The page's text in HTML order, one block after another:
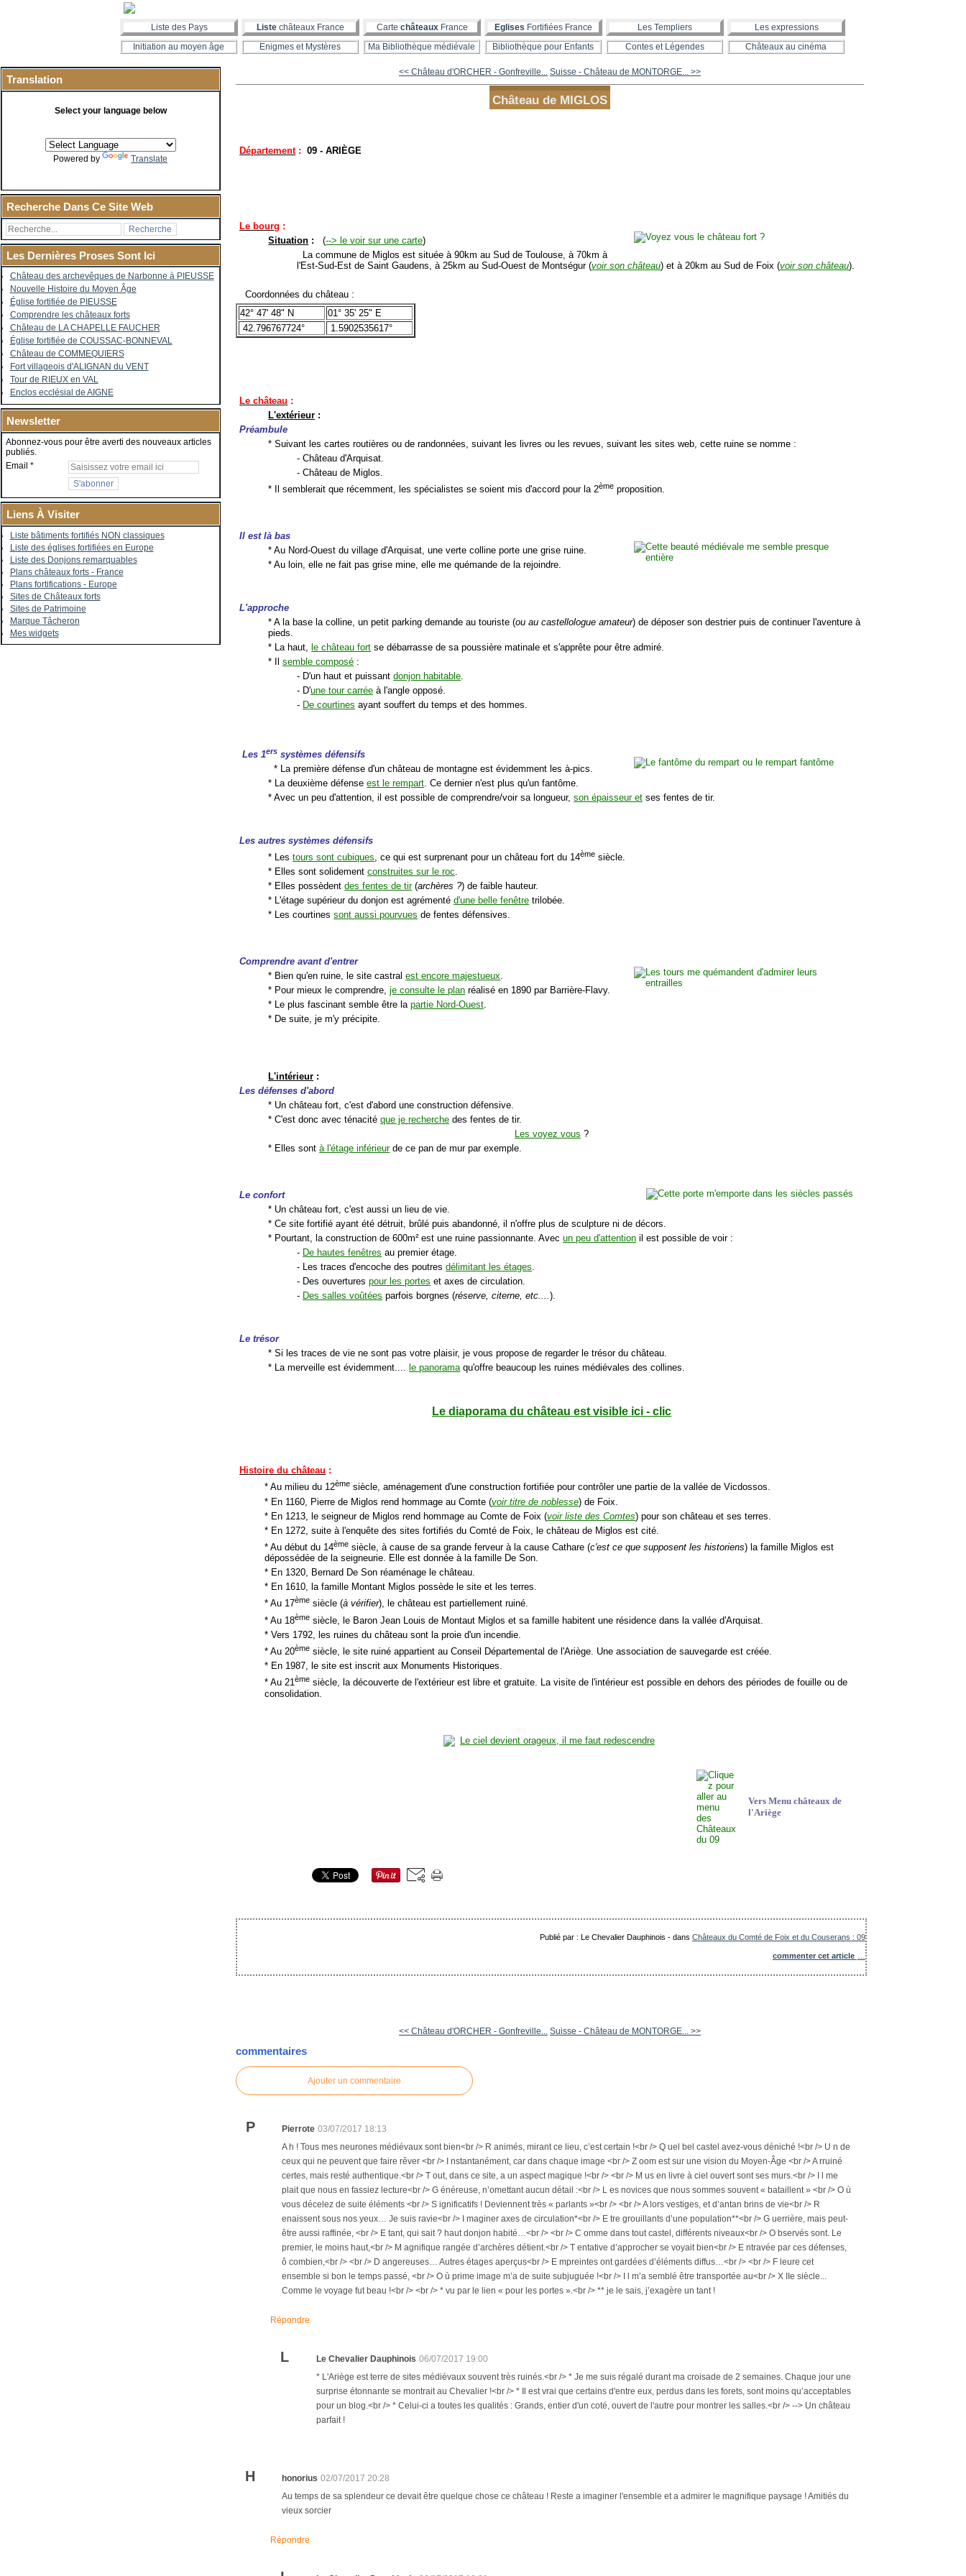
Liste des Pays Liste châteaux France Carte châteauxFrance Eglises Fortifiées France Les Templiers
Les expressions
Initiation au moyen âge
Enigmes et Mystères Ma Bibliothèque médiévale Bibliothèque pour Enfants Contes et Légendes Châteaux au cinéma
Translation
Select your language below
Powered by Translate
Recherche Dans Ce Site Web
Les Dernières Proses Sont Ici
Château des archevêques de Narbonne à PIEUSSE
Nouvelle Histoire du Moyen Âge
Église fortifiée de PIEUSSE
Comprendre les châteaux forts
Château de LA CHAPELLE FAUCHER
Église fortifiée de COUSSAC-BONNEVAL
Château de COMMEQUIERS
Fort villageois d'ALIGNAN du VENT
Tour de RIEUX en VAL
Enclos ecclésial de AIGNE
Newsletter
Abonnez-vous pour être averti des nouveaux articles
publiés.
Email
Liens À Visiter
Liste bâtiments fortifiés NON classiques
Liste des églises fortifiées en Europe
Liste des Donjons remarquables
Plans châteaux forts - France
Plans fortifications - Europe
Sites de Châteaux forts
Sites de Patrimoine
Marque Tâcheron
Mes widgets
<< Château d'ORCHER - Gonfreville... Suisse - Château de MONTORGE... >>
Château de MIGLOS
Département : 09 - ARIÈGE
Le bourg :
Situation : (--> le voir sur une carte)
La commune de Miglos est située à 90km au Sud de Toulouse, à 70km à
l'Est-Sud-Est de Saint Gaudens, à 25km au Sud-Ouest de Montségur (voir son château) et à 20km au Sud de Foix (voir son château).
Coordonnées du château :
42° 47' 48" N
01° 35' 25" E
42.796767724°
1.5902535617°
Le château :
L'extérieur :
Préambule
* Suivant les cartes routières ou de randonnées, suivant les livres ou les revues, suivant les sites web, cette ruine se nomme :
- Château d'Arquisat.
- Château de Miglos.
* Il semblerait que récemment, les spécialistes se soient mis d'accord pour la 2ème proposition.
Il est là bas
* Au Nord-Ouest du village d'Arquisat, une verte colline porte une grise ruine.
* Au loin, elle ne fait pas grise mine, elle me quémande de la rejoindre.
L'approche
* A la base la colline, un petit parking demande au touriste (ou au castellologue amateur) de déposer son destrier puis de continuer l'aventure à
pieds.
* La haut, le château fort se débarrasse de sa poussière matinale et s'apprête pour être admiré.
* Ilsemble composé :
- D'un haut et puissantdonjon habitable.
- D'une tour carrée à l'angle opposé.
- De courtines ayant souffert du temps et des hommes.
Les 1ers systèmes défensifs
* La première défense d'un château de montagne est évidemment les à-pics.
* La deuxième défenseest le rempart . Ce dernier n'est plus qu'un fantôme.
* Avec un peu d'attention, il est possible de comprendre/voir sa longueur,son épaisseur et ses fentes de tir.
Les autres systèmes défensifs
* Lestours sont cubiques, ce qui est surprenant pour un château fort du 14ème siècle.
* Elles sont solidementconstruites sur le roc.
* Elles possèdentdes fentes de tir(archères ?) de faible hauteur.
* L'étage supérieur du donjon est agrémentéd'une belle fenêtre trilobée.
* Les courtinessont aussi pourvues de fentes défensives.
Comprendre avant d'entrer
* Bien qu'en ruine, le site castralest encore majestueux.
* Pour mieux le comprendre,je consulte le plan réalisé en 1890 par Barrière-Flavy.
* Le plus fascinant semble être lapartie Nord-Ouest.
* De suite, je m'y précipite.
L'intérieur :
Les défenses d'abord
* Un château fort, c'est d'abord une construction défensive.
* C'est donc avec ténacitéque je recherche des fentes de tir.
Les voyez vous ?
* Elles sontà l'étage inférieurde ce pan de mur par exemple.
Le confort
* Un château fort, c'est aussi un lieu de vie.
* Ce site fortifié ayant été détruit, brûlé puis abandonné, il n'offre plus de sculpture ni de décors.
* Pourtant, la construction de 600m² est une ruine passionnante. Avecun peu d'attention il est possible de voir :
- De hautes fenêtres au premier étage.
- Les traces d'encoche des poutresdélimitant les étages.
- Des ouverturespour les portes et axes de circulation.
- Des salles voûtées parfois borgnes (réserve, citerne, etc....).
Le trésor
* Si les traces de vie ne sont pas votre plaisir, je vous propose de regarder le trésor du château.
* La merveille est évidemment.... le panoramaqu'offre beaucoup les ruines médiévales des collines.
Le diaporama du château est visible ici - clic
Histoire du château :
* Au milieu du 12ème siècle, aménagement d'une construction fortifiée pour contrôler une partie de la vallée de Vicdossos.
* En 1160, Pierre de Miglos rend hommage au Comte (voir titre de noblesse) de Foix.
* En 1213, le seigneur de Miglos rend hommage au Comte de Foix (voir liste des Comtes) pour son château et ses terres.
* En 1272, suite à l'enquête des sites fortifiés du Comté de Foix, le château de Miglos est cité.
* Au début du 14ème siècle, à cause de sa grande ferveur à la cause Cathare (c'est ce que supposent les historiens) la famille Miglos est
dépossédée de la seigneurie. Elle est donnée à la famille De Son.
* En 1320, Bernard De Son réaménage le château.
* En 1610, la famille Montant Miglos possède le site et les terres.
* Au 17ème siècle (à vérifier), le château est partiellement ruiné.
* Au 18ème siècle, le Baron Jean Louis de Montaut Miglos et sa famille habitent une résidence dans la vallée d'Arquisat.
* Vers 1792, les ruines du château sont la proie d'un incendie.
* Au 20ème siècle, le site ruiné appartient au Conseil Départemental de l'Ariège. Une association de sauvegarde est créée.
* En 1987, le site est inscrit aux Monuments Historiques.
* Au 21ème siècle, la découverte de l'extérieur est libre et gratuite. La visite de l'intérieur est possible en dehors des périodes de fouille ou de
consolidation.
Vers Menu châteaux de
l'Ariège
Publié par : Le Chevalier Dauphinois -dans Châteaux du Comté de Foix et du Couserans : 09
commenter cet article
<< Château d'ORCHER - Gonfreville... Suisse - Château de MONTORGE... >>
commentaires
Ajouter un commentaire
P Pierrote 03/07/2017 18:13
A h ! Tous mes neurones médiévaux sont bien<br /> R animés, mirant ce lieu, c’est certain !<br /> Q uel bel castel avez-vous déniché !<br /> U n de
ceux qui ne peuvent que faire rêver <br /> I nstantanément, car dans chaque image <br /> Z oom est sur une vision du Moyen-Âge <br /> A rruiné
certes, mais resté authentique.<br /> T out, dans ce site, a un aspect magique !<br /> <br /> M us en livre à ciel ouvert sont ses murs.<br /> I l me
plait que nous en fassiez lecture<br /> G énéreuse, n’omettant aucun détail :<br /> L es novices que nous sommes souvent « bataillent » <br /> O ù
vous décelez de suite éléments <br /> S ignificatifs ! Deviennent très « parlants »<br /> <br /> A lors vestiges, et d’antan brins de vie<br /> R
enaissent sous nos yeux… Je suis ravie<br /> I maginer axes de circulation*<br /> E tre grouillants d’une population**<br /> G uerrière, mais peut-
être aussi raffinée, <br /> E tant, qui sait ? haut donjon habité…<br /> <br /> C omme dans tout castel, différents niveaux<br /> O bservés sont. Le
premier, le moins haut,<br /> M agnifique rangée d’archères détient.<br /> T entative d’approcher se voyait bien<br /> E ntravée par ces défenses,
ô combien,<br /> <br /> D angereuses… Autres étages aperçus<br /> E mpreintes ont gardées d’éléments diffus…<br /> <br /> F leure cet
ensemble si bon le temps passé, <br /> O ù prime image m’a de suite subjuguée !<br /> I l m’a semblé être transportée au<br /> X IIe siècle...
Comme le voyage fut beau !<br /> <br /> * vu par le lien « pour les portes ».<br /> ** je le sais, j’exagère un tant !
Répondre
L Le Chevalier Dauphinois 06/07/2017 19:00
* L'Ariège est terre de sites médiévaux souvent très ruinés.<br /> * Je me suis régalé durant ma croisade de 2 semaines. Chaque jour une
surprise étonnante se montrait au Chevalier !<br /> * Il est vrai que certains d'entre eux, perdus dans les forets, sont moins qu’acceptables
pour un blog.<br /> * Celui-ci a toutes les qualités : Grands, entier d'un coté, ouvert de l'autre pour montrer les salles.<br /> --> Un château
parfait !
H honorius 02/07/2017 20:28
Au temps de sa splendeur ce devait être quelque chose ce château ! Reste a imaginer l'ensemble et a admirer le magnifique paysage ! Amitiés du
vieux sorcier
Répondre